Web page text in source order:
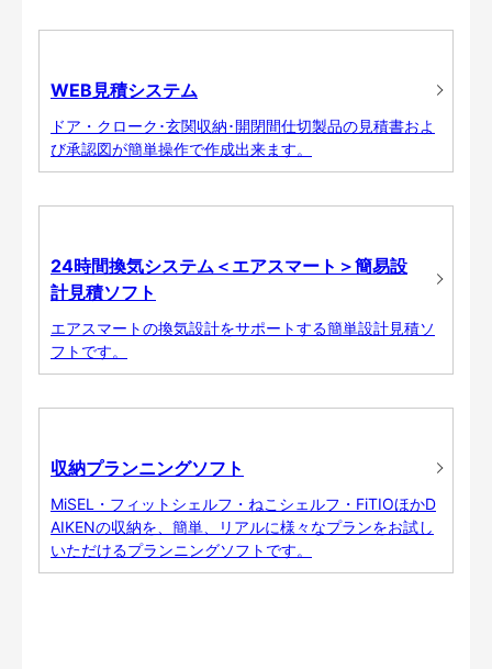
WEB見積システム
ドア・クローク･玄関収納･開閉間仕切製品の見積書およ
び承認図が簡単操作で作成出来ます。
24時間換気システム＜エアスマート＞簡易設
計見積ソフト
エアスマートの換気設計をサポートする簡単設計見積ソ
フトです。
収納プランニングソフト
MiSEL・フィットシェルフ・ねこシェルフ・FiTIOほかD
AIKENの収納を、簡単、リアルに様々なプランをお試し
いただけるプランニングソフトです。